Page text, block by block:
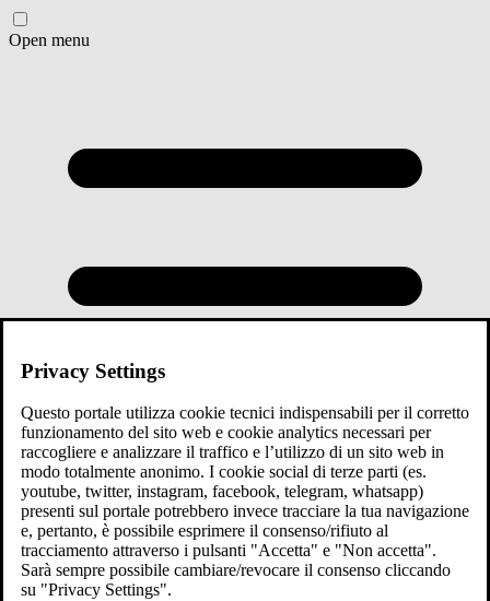
Open menu
Privacy Settings
Questo portale utilizza cookie tecnici indispensabili per il corretto
funzionamento del sito web e cookie analytics necessari per
raccogliere e analizzare il traffico e l’utilizzo di un sito web in
modo totalmente anonimo. I cookie social di terze parti (es.
youtube, twitter, instagram, facebook, telegram, whatsapp)
presenti sul portale potrebbero invece tracciare la tua navigazione
e, pertanto, è possibile esprimere il consenso/rifiuto al
tracciamento attraverso i pulsanti "Accetta" e "Non accetta".
Sarà sempre possibile cambiare/revocare il consenso cliccando
su "Privacy Settings".